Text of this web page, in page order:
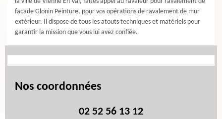
façade Glonin Peinture, pour vos opérations de ravalement de mur
extérieur. Il dispose de tous les atouts techniques et matériels pour
garantir la mission que vous lui avez confiée.
Nos coordonnées
02 52 56 13 12